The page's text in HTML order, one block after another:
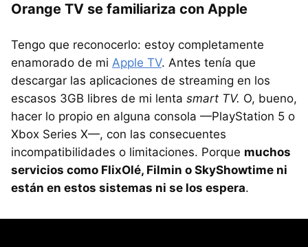
Orange TV se familiariza con Apple
Tengo que reconocerlo: estoy completamente
enamorado de mi Apple TV. Antes tenía que
descargar las aplicaciones de streaming en los
escasos 3GB libres de mi lenta smart TV. O, bueno,
hacer lo propio en alguna consola —PlayStation 5 o
Xbox Series X—, con las consecuentes
incompatibilidades o limitaciones. Porque muchos
servicios como FlixOlé, Filmin o SkyShowtime ni
están en estos sistemas ni se los espera.